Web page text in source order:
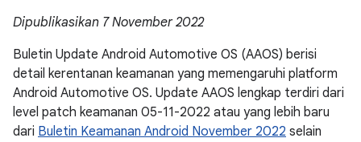
Dipublikasikan 7 November 2022
Buletin Update Android Automotive OS (AAOS) berisi
detail kerentanan keamanan yang memengaruhi platform
Android Automotive OS. Update AAOS lengkap terdiri dari
level patch keamanan 05-11-2022 atau yang lebih baru
dari Buletin Keamanan Android November 2022 selain